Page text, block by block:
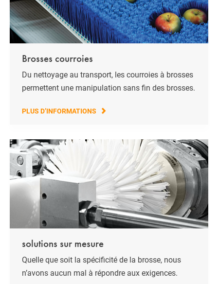
Brosses courroies
Du nettoyage au transport, les courroies à brosses
permettent une manipulation sans fin des brosses.
PLUS D’INFORMATIONS
solutions sur mesure
Quelle que soit la spécificité de la brosse, nous
n’avons aucun mal à répondre aux exigences.